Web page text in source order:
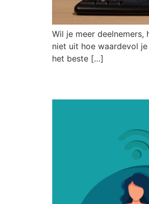
Wil je meer
niet uit hoe waardevol
het beste […]